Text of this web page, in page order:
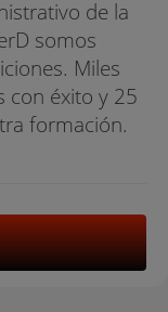
de la
somos
Miles
con éxito y 25
formación.